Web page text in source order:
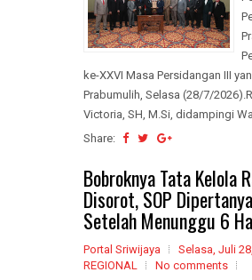
ke-XXVI Masa Persidangan III
Prabumulih, Selasa (28/7/
Victoria, SH, M.Si, didampingi
Share:
Bobroknya Tata Kelola
Disorot, SOP
Setelah Menunggu 6
Portal Sriwijaya Selasa, Juli
REGIONAL
No comments